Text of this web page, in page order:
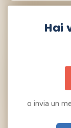
Hai
o invia un